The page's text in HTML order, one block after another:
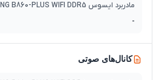
مادربرد ایسوس TUF GAMING B860-PLUS WIFI DDR5
-
کانال‌های صوتی